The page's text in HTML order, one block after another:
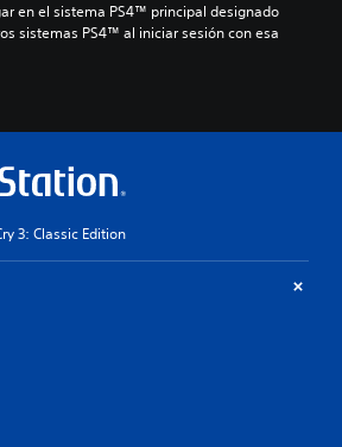
en el sistema PS4™ principal designado
sistemas PS4™ al iniciar sesión con esa
3: Classic Edition